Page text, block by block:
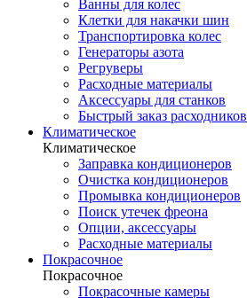
Ванны для колес
Клетки для накачки шин
Транспортировка колес
Генераторы азота
Регруверы
Расходные материалы
Аксессуары для станков
Быстрый заказ расходников
Климатическое
Климатическое
Заправка кондиционеров
Очистка кондиционеров
Промывка кондиционеров
Поиск утечек фреона
Опции, аксессуары
Расходные материалы
Покрасочное
Покрасочное
Покрасочные камеры